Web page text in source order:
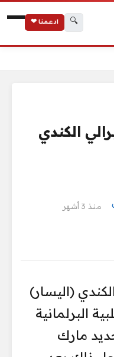
🔍 ادعمنا ❤
الكندي
منذ 3 أشهر
(اليسار)
البرلمانية
مارك